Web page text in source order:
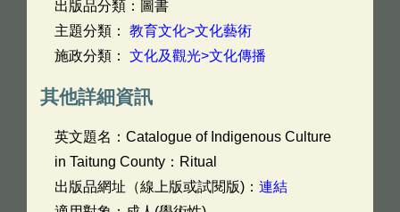
出版品分類：圖書
主題分類： 教育文化>文化藝術
施政分類： 文化及觀光>文化傳播
其他詳細資訊
英文題名： Catalogue of Indigenous Culture
in Taitung County：Ritual
出版品網址（線上版或試閱版)： 連結